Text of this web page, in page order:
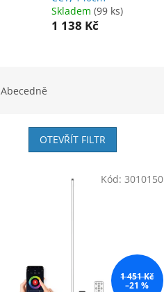
Skladem (99 ks)
1 138 Kč
Abecedně
OTEVŘÍT FILTR
1 451 Kč
–21 %
Kód: 3010150